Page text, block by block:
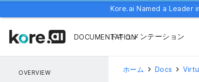
DOCUMENTATIONドキュメンテーション
OVERVIEW ホーム Docs
Kore.ai Named a Leader